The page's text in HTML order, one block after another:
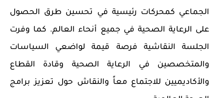
الجماعي كمحركات رئيسية في تحسين طرق الحصول
على الرعاية الصحية في جميع أنحاء العالم. كما وفرت
الجلسة النقاشية فرصة قيمة لواضعي السياسات
والمتخصصين في الرعاية الصحية وقادة القطاع
والأكاديميين للاجتماع معاً والنقاش حول تعزيز برامج